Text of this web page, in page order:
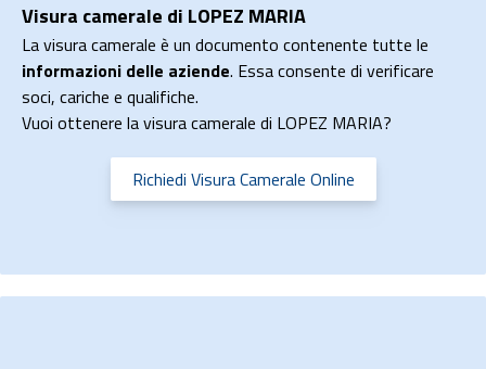
Visura camerale di LOPEZ MARIA
La visura camerale è un documento contenente tutte le
informazioni delle aziende. Essa consente di verificare
soci, cariche e qualifiche.
Vuoi ottenere la visura camerale di LOPEZ MARIA?
Richiedi Visura Camerale Online